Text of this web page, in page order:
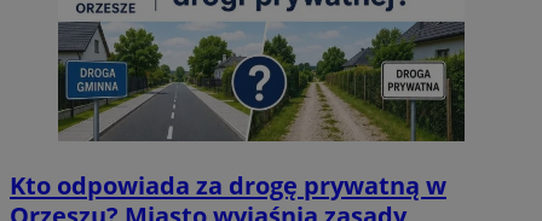
Kto odpowiada za drogę prywatną w